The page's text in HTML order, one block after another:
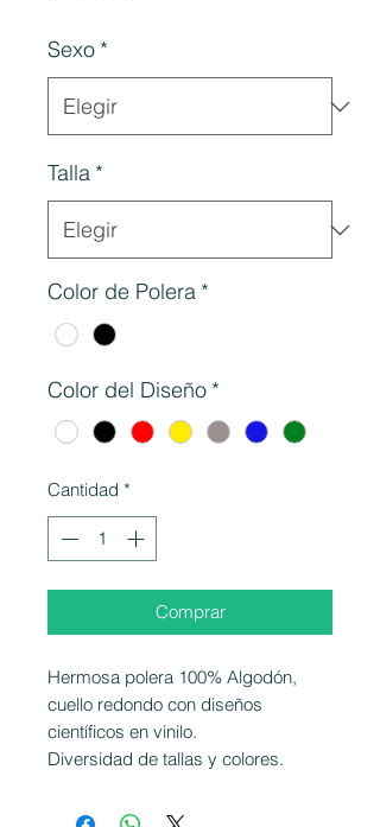
Sexo *
Talla *
Color de Polera *
Color del Diseño *
Cantidad *
Comprar
Hermosa polera 100% Algodón,
cuello redondo con diseños
científicos en vinilo.
Diversidad de tallas y colores.